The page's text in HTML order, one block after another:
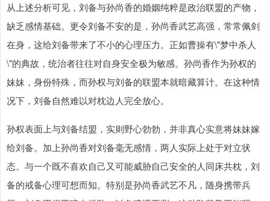
从上述分析可见，刘备与孙尚香的婚姻纯粹是政治联盟的产物，
缺乏感情基础。更令刘备不安的是，孙尚香武艺高强，常常佩剑
在身，这给刘备带来了不小的心理压力。正如曹操有\"梦中杀人
\"的典故，统治者往往对自身安全极为敏感。孙尚香作为孙权的
妹妹，身份特殊，而孙权与刘备的联盟本就暗藏算计。在这种情
况下，刘备自然难以对枕边人完全放心。
孙权表面上与刘备结盟，实则野心勃勃，并非真心实意将妹妹嫁
给刘备。加上孙尚香对刘备毫无感情，两人实际上处于对立状
态。与一个既不喜欢自己又可能威胁自己安全的人同床共枕，刘
备的戒备心理可想而知。特别是孙尚香武艺不凡，随身携带兵